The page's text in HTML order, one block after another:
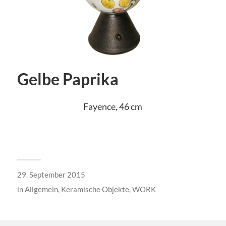
Gelbe Paprika
Fayence, 46 cm
29. September 2015
inAllgemein, Keramische Objekte,WORK